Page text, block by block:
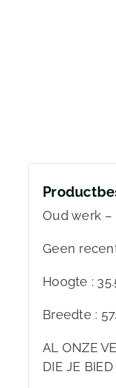
Oud werk
Geen
Hoogte :
Breedte :
AL ONZE
DIE JE